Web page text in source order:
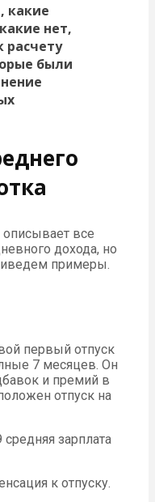
какие
нет,
расчету
были
все
дохода, но
примеры.
первый отпуск
7 месяцев. Он
и премий в
отпуск на
зарплата
к отпуску.